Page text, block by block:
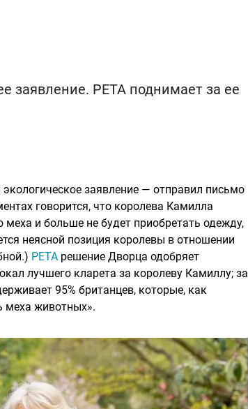
заявление. PETA поднимает за ее
заявление — отправил письмо
говорится, что королева Камилла
и больше не будет приобретать одежду,
неясной позиция королевы в отношении
PETA решение Дворца одобряет
лучшего кларета за королеву Камиллу; за
95% британцев, которые, как
меха животных».